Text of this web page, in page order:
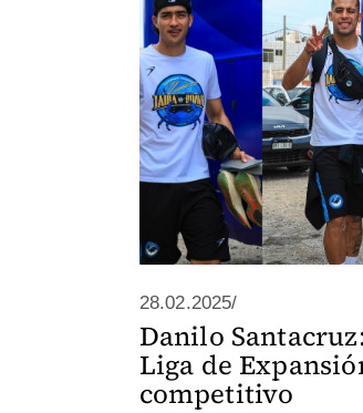
28.02.2025/
Danilo
Liga de
competitivo